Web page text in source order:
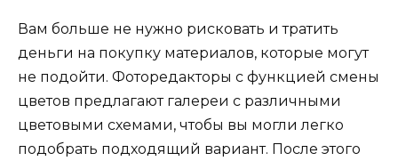
Вам больше не нужно рисковать и тратить
деньги на покупку материалов, которые могут
не подойти. Фоторедакторы с функцией смены
цветов предлагают галереи с различными
цветовыми схемами, чтобы вы могли легко
подобрать подходящий вариант. После этого